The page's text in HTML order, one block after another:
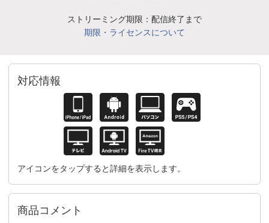
ストリーミング期限：配信終了まで
期限・ライセンスについて
対応情報
アイコンをタップすると詳細を表示します。
商品コメント